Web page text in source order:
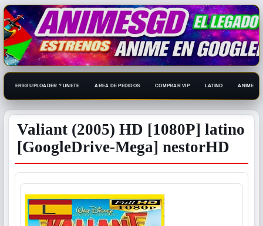
ERES UPLOADER ? UNETE AREA DE PEDIDOS COMPRAR VIP LATINO ANIME
Valiant (2005) HD [1080P] latino
[GoogleDrive-Mega] nestorHD